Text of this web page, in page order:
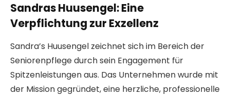
Sandras Huusengel: Eine
Verpflichtung zur Exzellenz
Sandra’s Huusengel zeichnet sich im Bereich der
Seniorenpflege durch sein Engagement für
Spitzenleistungen aus. Das Unternehmen wurde mit
der Mission gegründet, eine herzliche, professionelle